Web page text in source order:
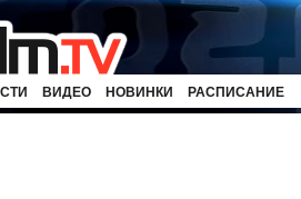
ВИДЕО НОВИНКИ РАСПИСАНИЕ